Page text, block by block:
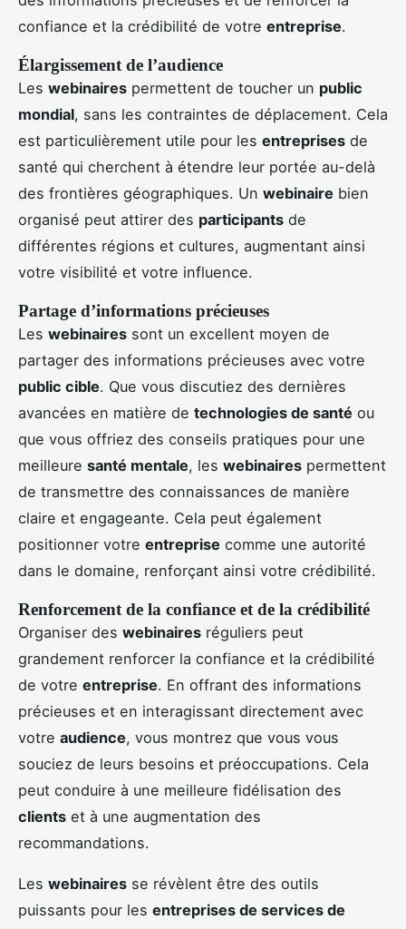
confiance et la crédibilité de votre entreprise.
Élargissement de l’audience
Les webinaires permettent de toucher un public
mondial, sans les contraintes de déplacement. Cela
est particulièrement utile pour les entreprises de
santé qui cherchent à étendre leur portée au-delà
des frontières géographiques. Un webinaire bien
organisé peut attirer des participants de
différentes régions et cultures, augmentant ainsi
votre visibilité et votre influence.
Partage d’informations précieuses
Les webinaires sont un excellent moyen de
partager des informations précieuses avec votre
public cible. Que vous discutiez des dernières
avancées en matière de technologies de santé ou
que vous offriez des conseils pratiques pour une
meilleure santé mentale, les webinaires permettent
de transmettre des connaissances de manière
claire et engageante. Cela peut également
positionner votre entreprise comme une autorité
dans le domaine, renforçant ainsi votre crédibilité.
Renforcement de la confiance et de la crédibilité
Organiser des webinaires réguliers peut
grandement renforcer la confiance et la crédibilité
de votre entreprise. En offrant des informations
précieuses et en interagissant directement avec
votre audience, vous montrez que vous vous
souciez de leurs besoins et préoccupations. Cela
peut conduire à une meilleure fidélisation des
clients et à une augmentation des
recommandations.
Les webinaires se révèlent être des outils
puissants pour les entreprises de services de